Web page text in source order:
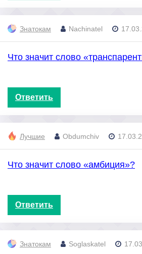
Знатокам Nachinatel
Что значит слово
Ответить
Лучшие Obdumchiv
Что значит слово «амбиция»?
Ответить
Знатокам Soglaskatel